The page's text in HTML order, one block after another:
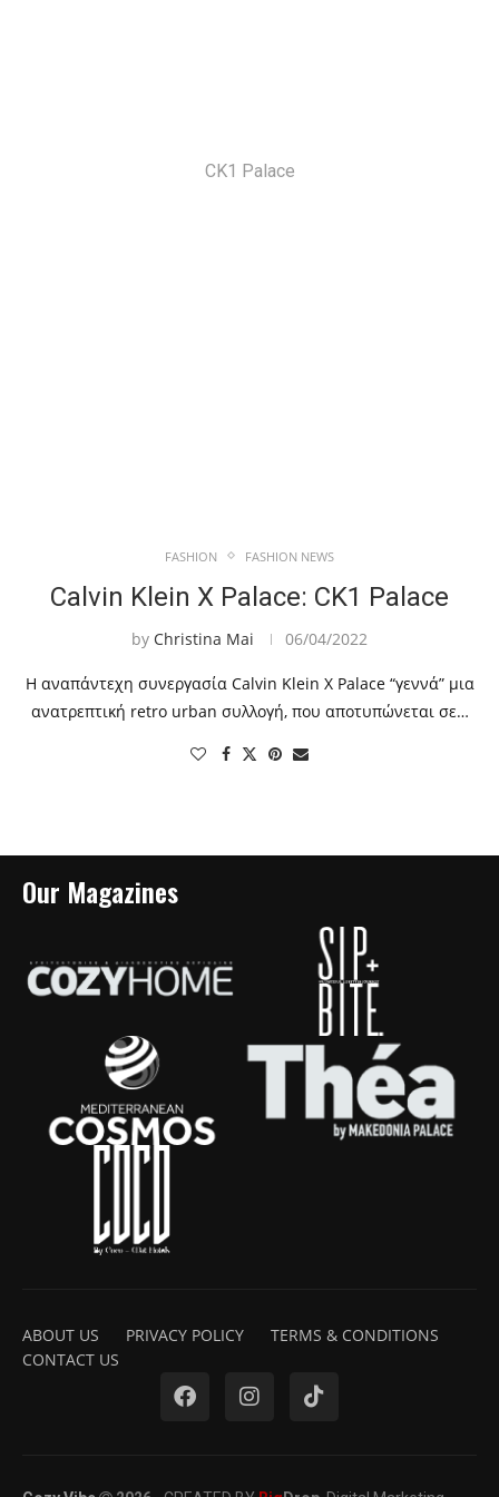
CK1 Palace
FASHION FASHION NEWS
Calvin Klein X Palace: CK1 Palace
by Christina Mai 06/04/2022
Η αναπάντεχη συνεργασία Calvin Klein X Palace “γεννά” μια
ανατρεπτική retro urban συλλογή, που αποτυπώνεται σε…
Our Magazines
ABOUT US PRIVACY POLICY
TERMS & CONDITIONS
CONTACT US